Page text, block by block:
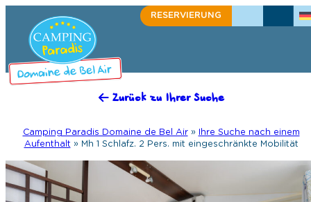
RESERVIERUNG+33(0)2 98 91 50 27
SCHREIBEN SIE
Zurück zu Ihrer Suche
Camping Paradis Domaine de Bel Air» Ihre Suche nach einem
Aufenthalt » Mh 1 Schlafz. 2 Pers. mit eingeschränkte Mobilität